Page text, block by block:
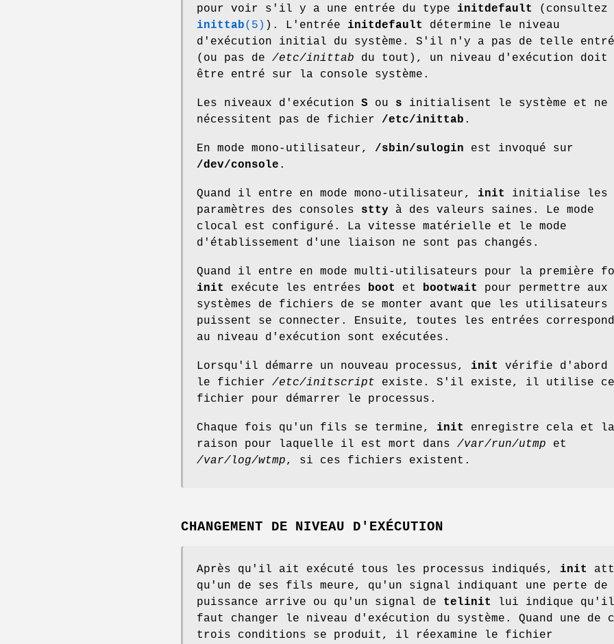
pour voir s'il y a une entrée du type initdefault
(consultez
inittab(5) ). L'entrée initdefault
détermine le niveau
d'exécution initial du système. S'il n'y a pas de telle
(ou pas de /etc/inittab du tout), un niveau d'exécution doit
être entré sur la console système.
Les niveaux d'exécution S ou s initialisent le système et ne
nécessitent pas de fichier /etc/inittab .
En mode mono-utilisateur, /sbin/sulogin est invoqué sur
/dev/console .
Quand il entre en mode mono-utilisateur, init
initialise les
paramètres des consoles stty à des valeurs saines. Le mode
clocal est configuré. La vitesse matérielle et le mode
d'établissement d'une liaison ne sont pas changés.
Quand il entre en mode multi-utilisateurs pour la première
init
exécute les entrées boot et bootwait
pour permettre aux
systèmes de fichiers de se monter avant que les utilisateurs
puissent se connecter. Ensuite, toutes les entrées
au niveau d'exécution sont exécutées.
Lorsqu'il démarre un nouveau processus, init
vérifie d'abord
le fichier /etc/initscript existe. S'il existe, il utilise ce
fichier pour démarrer le processus.
Chaque fois qu'un fils se termine, init
enregistre cela et la
raison pour laquelle il est mort dans /var/run/utmp et
/var/log/wtmp, si ces fichiers existent.
CHANGEMENT DE NIVEAU D'EXÉCUTION
Après qu'il ait exécuté tous les processus indiqués, init
qu'un de ses fils meure, qu'un signal indiquant une perte de
puissance arrive ou qu'un signal de telinit
lui indique qu'il
faut changer le niveau d'exécution du système. Quand une de
trois conditions se produit, il réexamine le fichier